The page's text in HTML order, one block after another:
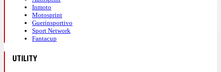
Inmoto
Motosprint
Guerinsportivo
Sport Network
Fantacup
UTILITY